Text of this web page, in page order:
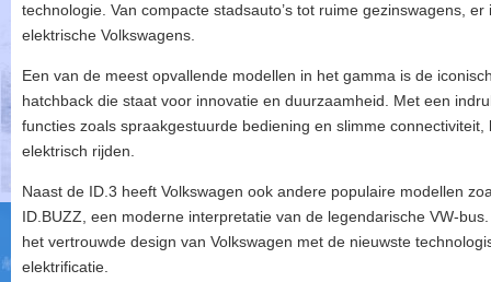
technologie. Van compacte stadsauto’s tot ruime gezinswagens,
elektrische Volkswagens.
Een van de meest opvallende modellen in het gamma is de
hatchback die staat voor innovatie en duurzaamheid. Met een
functies zoals spraakgestuurde bediening en slimme
elektrisch rijden.
Naast de ID.3 heeft Volkswagen ook andere populaire modellen
ID.BUZZ, een moderne interpretatie van de legendarische VW-
het vertrouwde design van Volkswagen met de nieuwste
elektrificatie.